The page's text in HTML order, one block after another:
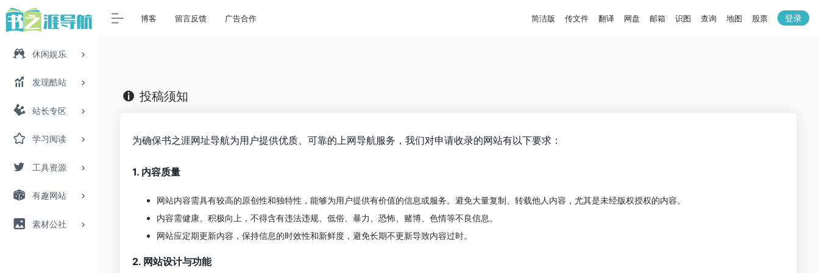
休闲娱乐
发现酷站
站长专区
学习阅读
工具资源
有趣网站
素材公社
博客 留言反馈 广告合作 简洁版 传文件 翻译 网盘 邮箱 识图 查询 地图 股票 登录
投稿须知
为确保书之涯网址导航为用户提供优质、可靠的上网导航服务，我们对申请收录的网站有以下要求：
1. 内容质量
网站内容需具有较高的原创性和独特性，能够为用户提供有价值的信息或服务。避免大量复制、转载他人内容，尤其是未经版权授权的内容。
内容需健康、积极向上，不得含有违法违规、低俗、暴力、恐怖、赌博、色情等不良信息。
网站应定期更新内容，保持信息的时效性和新鲜度，避免长期不更新导致内容过时。
2. 网站设计与功能